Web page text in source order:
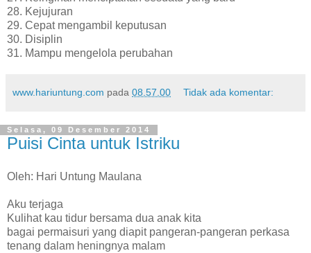
28. Kejujuran
29. Cepat mengambil keputusan
30. Disiplin
31. Mampu mengelola perubahan
www.hariuntung.com pada 08.57.00 Tidak ada komentar:
Selasa, 09 Desember 2014
Puisi Cinta untuk Istriku
Oleh: Hari Untung Maulana
Aku terjaga
Kulihat kau tidur bersama dua anak kita
bagai permaisuri yang diapit pangeran-pangeran perkasa
tenang dalam heningnya malam